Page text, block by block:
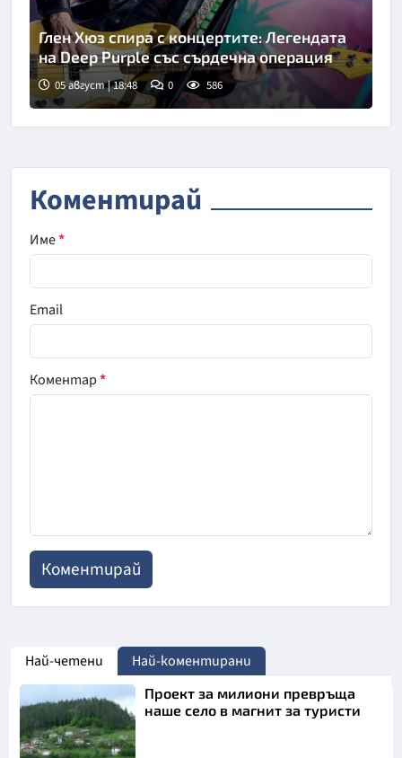
Глен Хюз спира с концертите: Легендата
на Deep Purple със сърдечна операция
05 август | 18:48 0 586
Коментирай
Име*
Email
Коментар*
Най-четени Най-коментирани
Проект за милиони превръща
наше село в магнит за туристи